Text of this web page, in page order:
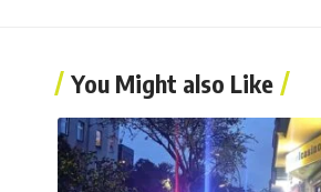
You Might also Like